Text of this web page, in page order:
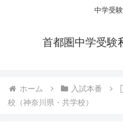
中学受
首都圏中学受験
ホーム 入試本番
校（神奈川県・共学校）